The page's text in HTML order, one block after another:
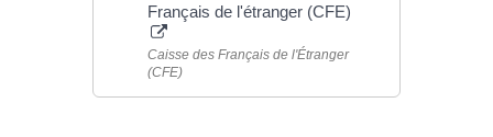
Français de l'étranger (CFE)
Caisse des Français de l'Étranger
(CFE)